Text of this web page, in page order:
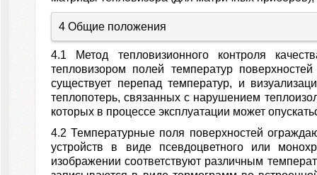
4 Общие положения
4.1 Метод тепловизионного контроля
тепловизором полей температур
существует перепад температур, и
теплопотерь, связанных с нарушением
которых в процессе эксплуатации может
4.2 Температурные поля поверхностей
устройств в виде псевдоцветного или
изображении соответствуют различным